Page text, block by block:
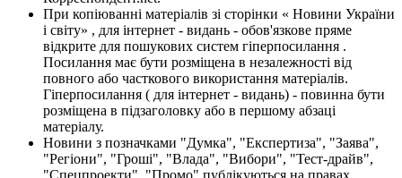
При копіюванні матеріалів зі сторінки « Новини України
і світу» , для інтернет - видань - обов'язкове пряме
відкрите для пошукових систем гіперпосилання .
Посилання має бути розміщена в незалежності від
повного або часткового використання матеріалів.
Гіперпосилання ( для інтернет - видань) - повинна бути
розміщена в підзаголовку або в першому абзаці
матеріалу.
Новини з позначками "Думка", "Експертиза", "Заява",
"Регіони", "Гроші", "Влада", "Вибори", "Тест-драйв",
"Спецпроекти", "Промо" публікуються на правах